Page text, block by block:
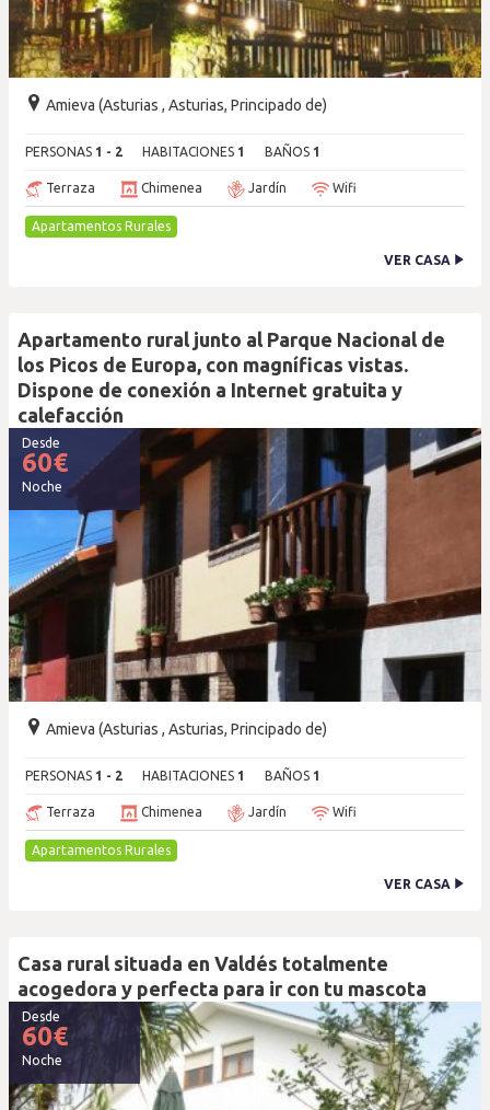
Amieva (Asturias , Asturias, Principado de)
PERSONAS 1 - 2 HABITACIONES 1 BAÑOS 1
Terraza Chimenea Jardín Wifi
Apartamentos Rurales
VER CASA
Apartamento rural junto al Parque Nacional de
los Picos de Europa, con magníficas vistas.
Dispone de conexión a Internet gratuita y
calefacción
Desde
60€
Noche
Amieva (Asturias , Asturias, Principado de)
PERSONAS 1 - 2 HABITACIONES 1 BAÑOS 1
Terraza Chimenea Jardín Wifi
Apartamentos Rurales
VER CASA
Casa rural situada en Valdés totalmente
acogedora y perfecta para ir con tu mascota
Desde
60€
Noche